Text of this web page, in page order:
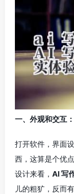
一、外观和交互
打开软件，界面
西，这算是个优
设计来看， AI 写
儿的粗犷，反而